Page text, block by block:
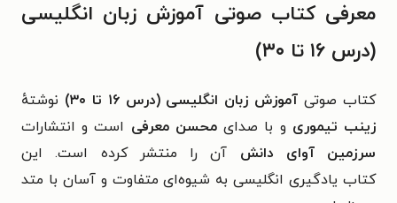
معرفی کتاب صوتی آموزش زبان انگلیسی
(درس ۱۶ تا ۳۰)
کتاب صوتی آموزش زبان انگلیسی (درس ۱۶ تا ۳۰)
نوشتهٔ
زینب تیموری و با صدایمحسن معرفی است و انتشارات
سرزمین آوای دانش آن را منتشر کرده است. این
کتاب یادگیری انگلیسی به شیوه‌ای متفاوت و آسان با متد